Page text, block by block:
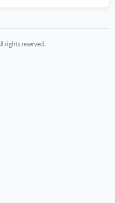
rights reserved.